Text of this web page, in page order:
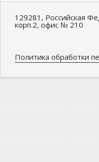
129281, Российская
корп.2, офис № 210
Политика обработки